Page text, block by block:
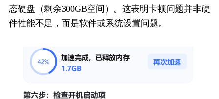
态硬盘（剩余300GB空间）。这表明卡顿问题并非硬
件性能不足，而是软件或系统设置问题。